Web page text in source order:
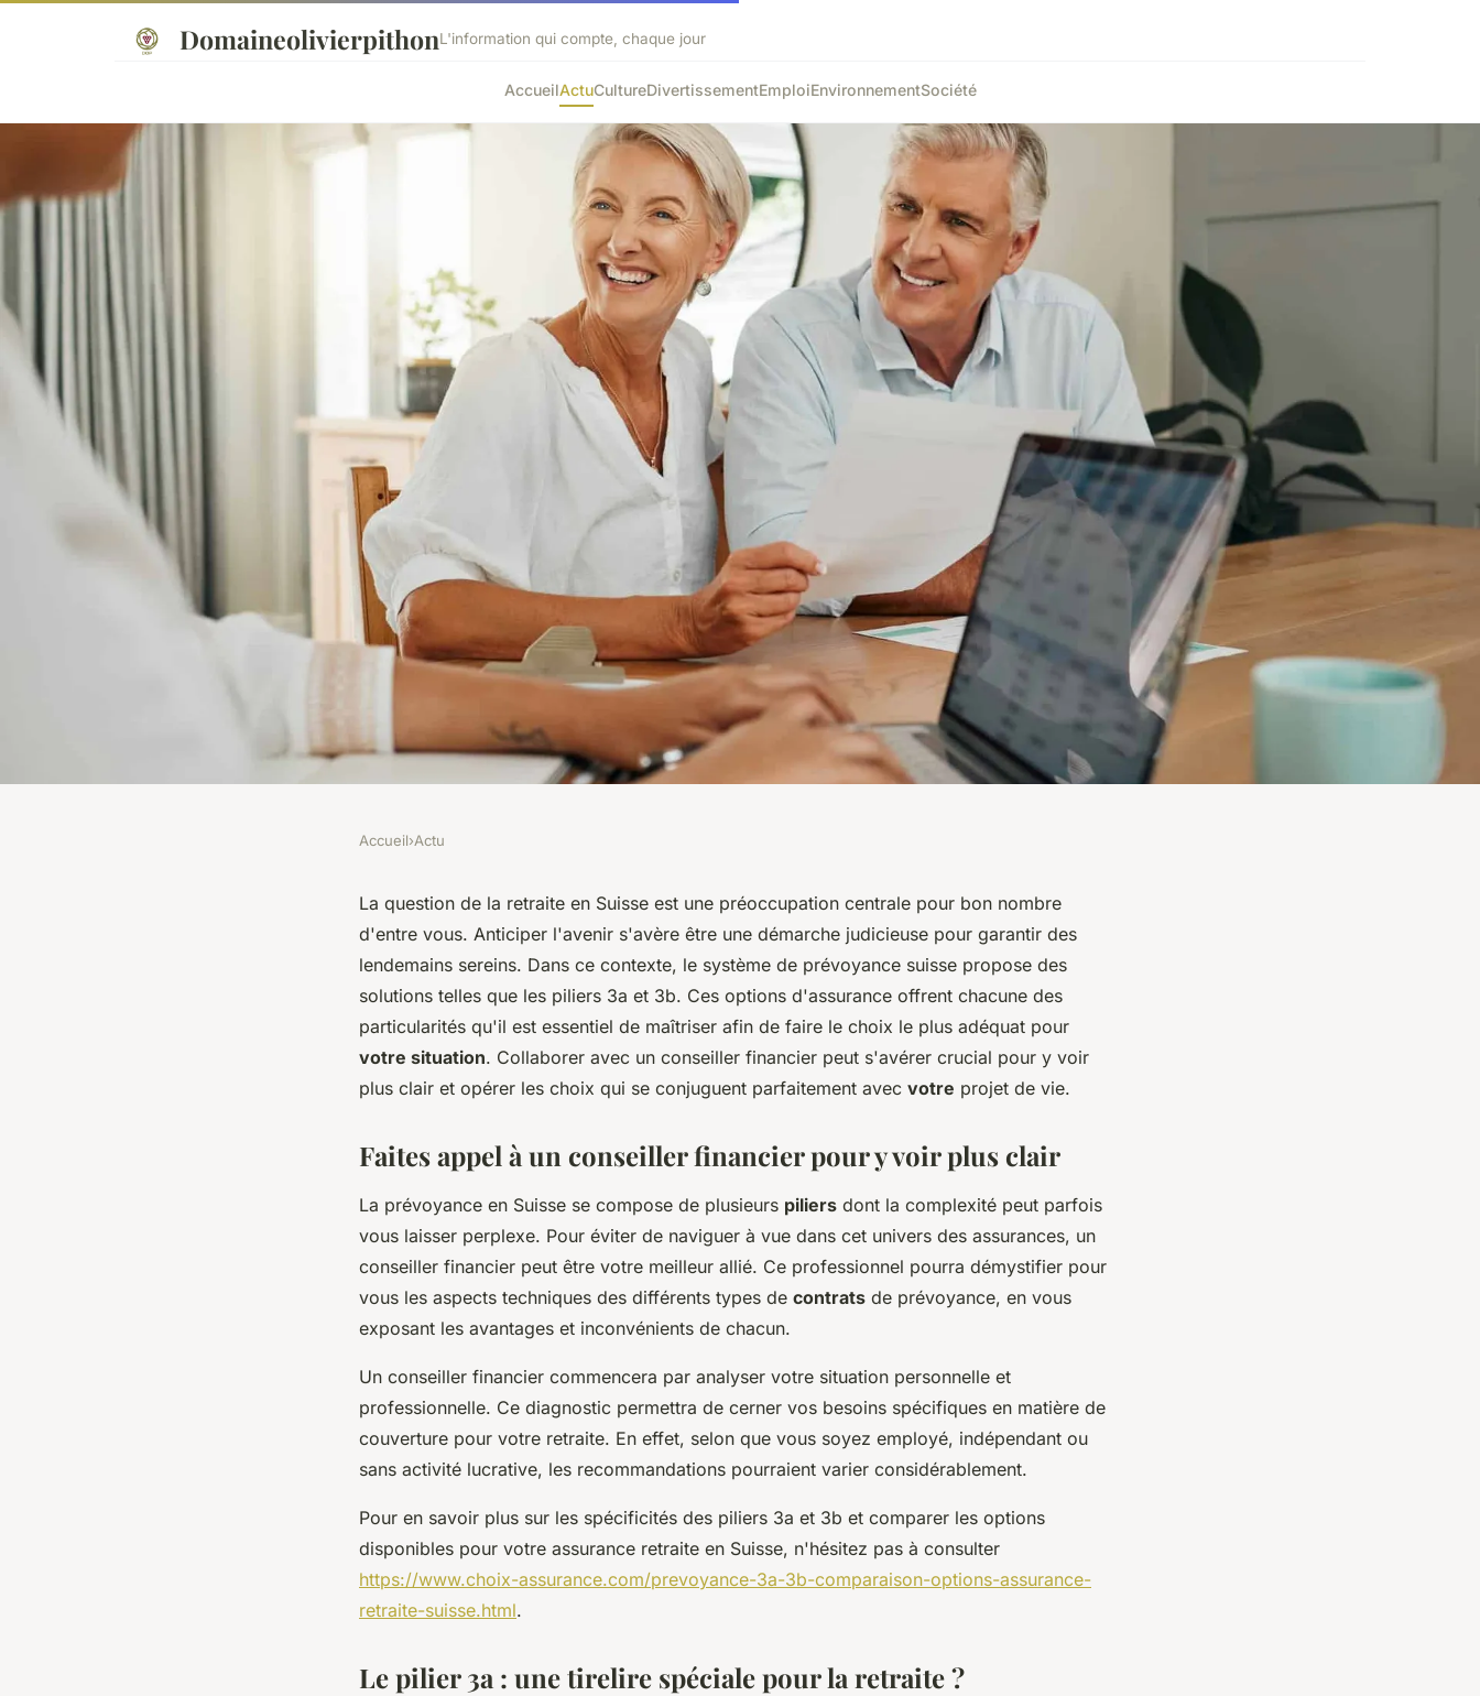
DomaineolivierpithonL'information qui compte, chaque jour
AccueilActuCultureDivertissementEmploiEnvironnementSociété
Collaborez avec un conseiller sur le
choix de votre prévoyance 3a et 3b.
2 min de lecture
Accueil›Actu
La question de la retraite en Suisse est une préoccupation centrale pour bon nombre
d'entre vous. Anticiper l'avenir s'avère être une démarche judicieuse pour garantir des
lendemains sereins. Dans ce contexte, le système de prévoyance suisse propose des
solutions telles que les piliers 3a et 3b. Ces options d'assurance offrent chacune des
particularités qu'il est essentiel de maîtriser afin de faire le choix le plus adéquat pour
votre situation. Collaborer avec un conseiller financier peut s'avérer crucial pour y voir
plus clair et opérer les choix qui se conjuguent parfaitement avec votre projet de vie.
Faites appel à un conseiller financier pour y voir plus clair
La prévoyance en Suisse se compose de plusieurs piliers dont la complexité peut parfois
vous laisser perplexe. Pour éviter de naviguer à vue dans cet univers des assurances, un
conseiller financier peut être votre meilleur allié. Ce professionnel pourra démystifier pour
vous les aspects techniques des différents types de contrats de prévoyance, en vous
exposant les avantages et inconvénients de chacun.
Un conseiller financier commencera par analyser votre situation personnelle et
professionnelle. Ce diagnostic permettra de cerner vos besoins spécifiques en matière de
couverture pour votre retraite. En effet, selon que vous soyez employé, indépendant ou
sans activité lucrative, les recommandations pourraient varier considérablement.
Pour en savoir plus sur les spécificités des piliers 3a et 3b et comparer les options
disponibles pour votre assurance retraite en Suisse, n'hésitez pas à consulter
https://www.choix-assurance.com/prevoyance-3a-3b-comparaison-options-assurance-
retraite-suisse.html.
Le pilier 3a : une tirelire spéciale pour la retraite ?